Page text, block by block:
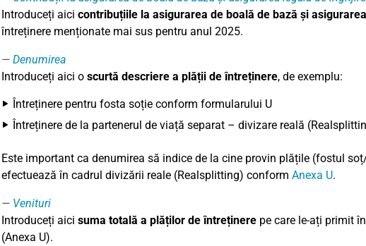
Introduceți aici contribuțiile la asigurarea de boală de bază și
întreținere menționate mai sus pentru anul 2025.
Denumirea
Introduceți aici o scurtă descriere a plății de întreținere, de exemplu:
Întreținere pentru fosta soție conform formularului U
Întreținere de la partenerul de viață separat – divizare reală
Este important ca denumirea să indice de la cine provin plățile (fostul
efectuează în cadrul divizării reale (Realsplitting) conform Anexa U.
Venituri
Introduceți aici suma totală a plăților de întreținerepe care le-ați primit
(Anexa U).